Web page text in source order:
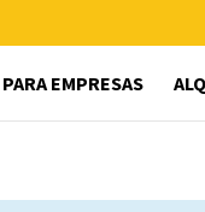
EMPRESAS